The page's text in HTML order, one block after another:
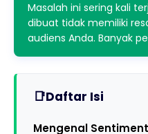
Masalah ini sering kali
dibuat tidak memiliki
audiens Anda. Banyak
Daftar Isi
Mengenal